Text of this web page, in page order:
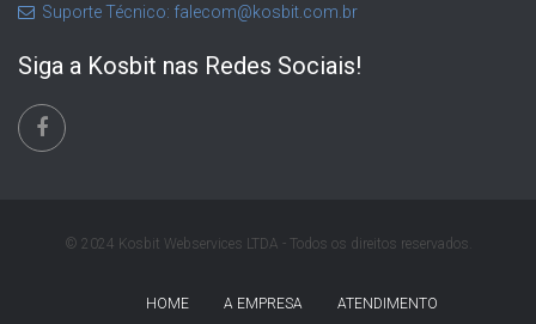
Suporte Técnico: falecom@kosbit.com.br
Siga a Kosbit nas Redes Sociais!
© 2024 Kosbit Webservices LTDA - Todos os direitos reservados.
HOME A EMPRESA ATENDIMENTO